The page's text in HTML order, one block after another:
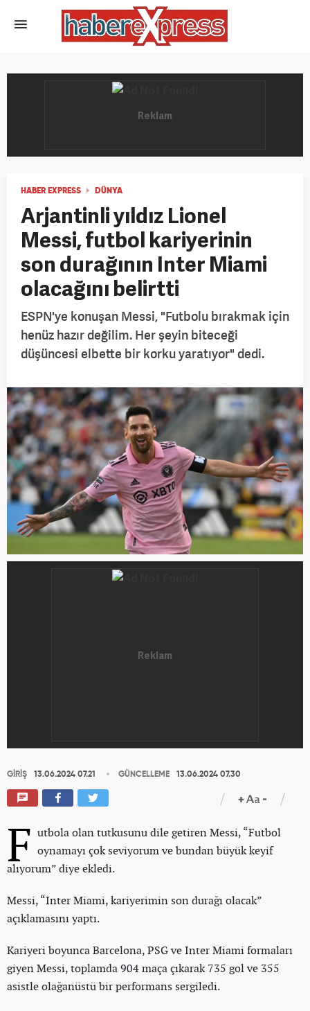
HABER EXPRESS DÜNYA
Arjantinli yıldız Lionel
Messi, futbol kariyerinin
son durağının Inter Miami
olacağını belirtti
ESPN'ye konuşan Messi, "Futbolu bırakmak için
henüz hazır değilim. Her şeyin biteceği
düşüncesi elbette bir korku yaratıyor" dedi.
GİRİŞ 13.06.2024 07.21 GÜNCELLEME 13.06.2024 07.30
F utbola olan tutkusunu dile getiren Messi, “Futbol
oynamayı çok seviyorum ve bundan büyük keyif
alıyorum” diye ekledi.
Messi, “Inter Miami, kariyerimin son durağı olacak”
açıklamasını yaptı.
Kariyeri boyunca Barcelona, PSG ve Inter Miami formaları
giyen Messi, toplamda 904 maça çıkarak 735 gol ve 355
asistle olağanüstü bir performans sergiledi.